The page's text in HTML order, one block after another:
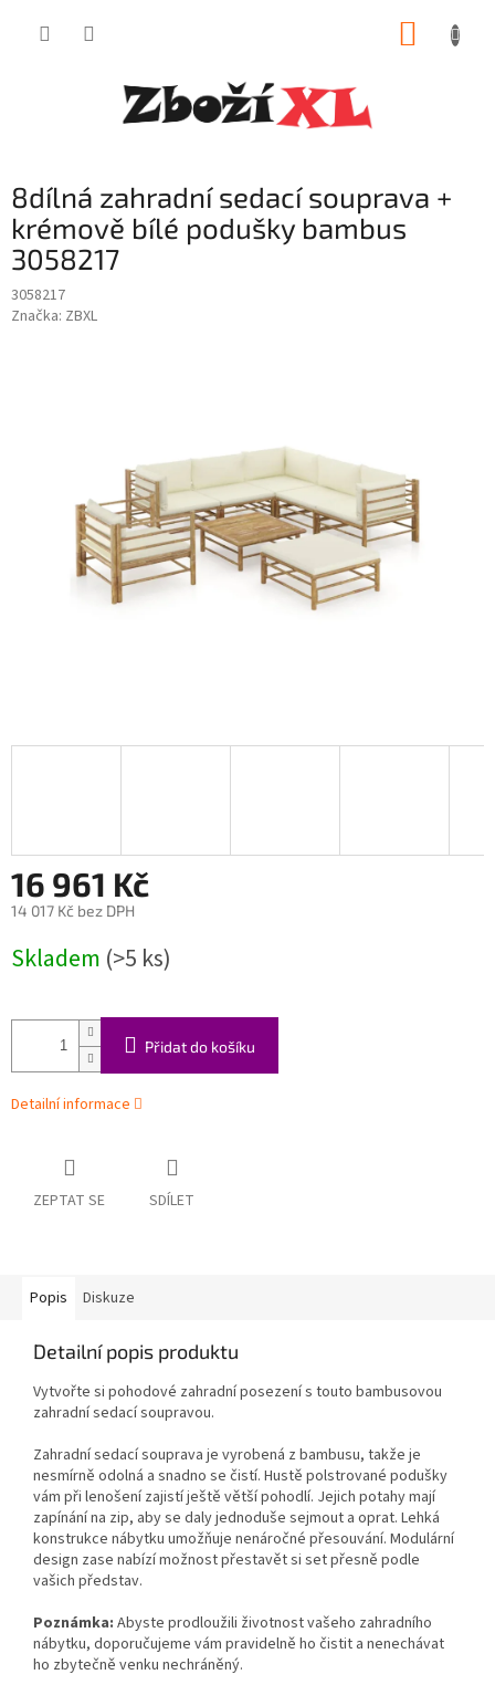
8dílná zahradní sedací souprava +
krémově bílé podušky bambus
3058217
3058217
Značka: ZBXL
16 961 Kč
14 017 Kč bez DPH
cena:
Skladem (>5 ks)
Přidat do košíku
Detailní informace
ZEPTAT SE SDÍLET
Popis Diskuze
Detailní popis produktu
Vytvořte si pohodové zahradní posezení s touto bambusovou
zahradní sedací soupravou.
Zahradní sedací souprava je vyrobená z bambusu, takže je
nesmírně odolná a snadno se čistí. Hustě polstrované podušky
vám při lenošení zajistí ještě větší pohodlí. Jejich potahy mají
zapínání na zip, aby se daly jednoduše sejmout a oprat. Lehká
konstrukce nábytku umožňuje nenáročné přesouvání. Modulární
design zase nabízí možnost přestavět si set přesně podle
vašich představ.
Poznámka: Abyste prodloužili životnost vašeho zahradního
nábytku, doporučujeme vám pravidelně ho čistit a nenechávat
ho zbytečně venku nechráněný.